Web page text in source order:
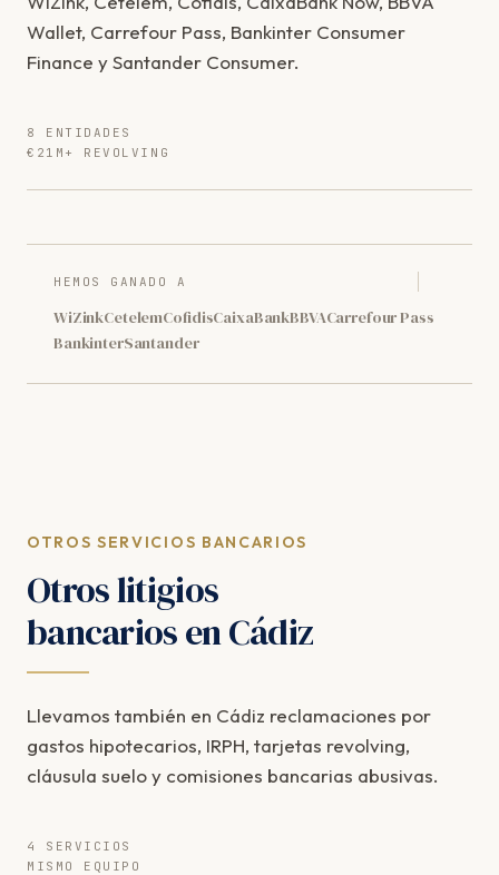
Wallet, Carrefour Pass, Bankinter Consumer
Finance y Santander Consumer.
8 ENTIDADES
€21M+ REVOLVING
HEMOS GANADO A
WiZinkCetelemCofidisCaixaBankBBVACarrefour Pass
BankinterSantander
OTROS SERVICIOS BANCARIOS
Otros litigios
bancarios en Cádiz
Llevamos también en Cádiz reclamaciones por
gastos hipotecarios, IRPH, tarjetas revolving,
cláusula suelo y comisiones bancarias abusivas.
4 SERVICIOS
MISMO EQUIPO